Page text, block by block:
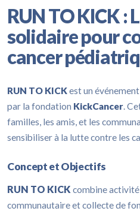
RUN TO KICK :
solidaire pour
cancer
RUN TO KICKest un
par la fondation KickCancer.
familles, les amis, et les
sensibiliser à la lutte contre les
Concept et Objectifs
RUN TO KICK combine
communautaire et collecte de